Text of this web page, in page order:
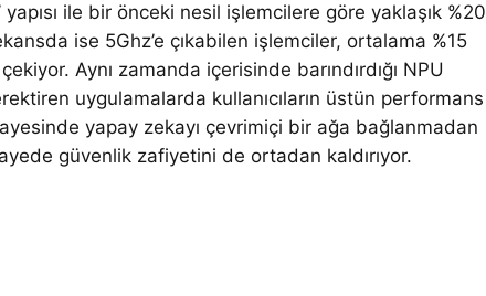
ile bir önceki nesil işlemcilere göre yaklaşık %20
ise 5Ghz’e çıkabilen işlemciler, ortalama %15
Aynı zamanda içerisinde barındırdığı NPU
uygulamalarda kullanıcıların üstün performans
yapay zekayı çevrimiçi bir ağa bağlanmadan
güvenlik zafiyetini de ortadan kaldırıyor.